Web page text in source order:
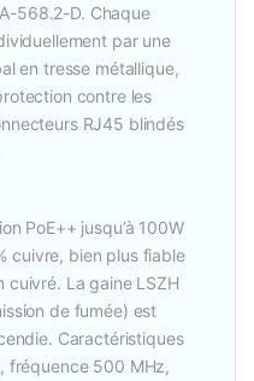
568.2-D. Chaque
par une
en tresse métallique,
contre les
RJ45 blindés
PoE++ jusqu’à 100W
cuivre, bien plus fiable
cuivré. La gaine LSZH
de fumée) est
Caractéristiques
fréquence 500 MHz,